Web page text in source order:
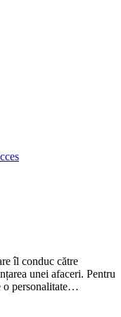
îl conduc către
unei afaceri. Pentru
o personalitate…